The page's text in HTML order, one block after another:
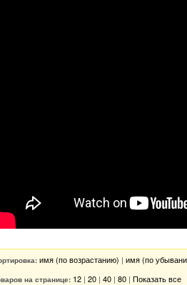
имя (по возрастанию) | имя (по
на странице: 12 | 20 | 40 | 80 | Показать все